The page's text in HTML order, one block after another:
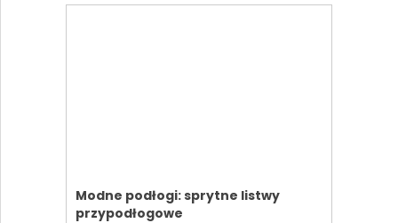
Modne podłogi: sprytne listwy
przypodłogowe